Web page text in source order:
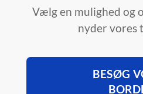
Vælg en mulighed og
nyder vores
BESØG